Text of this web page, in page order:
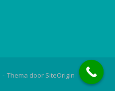
Thema door SiteOrigin